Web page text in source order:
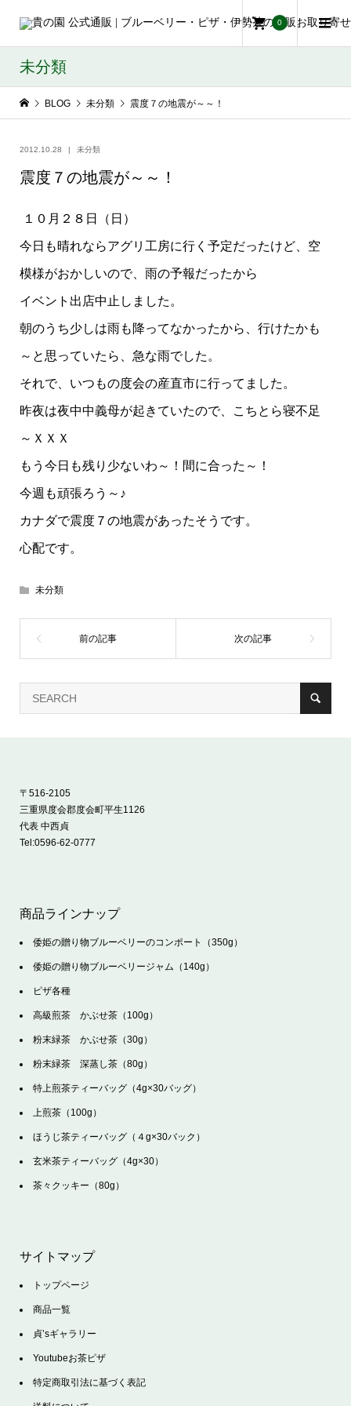
0
未分類
BLOG 未分類 震度７の地震が～～！
2012.10.28 未分類
震度７の地震が～～！
１０月２８日（日）
今日も晴れならアグリ工房に行く予定だったけど、空
模様がおかしいので、雨の予報だったから
イベント出店中止しました。
朝のうち少しは雨も降ってなかったから、行けたかも
～と思っていたら、急な雨でした。
それで、いつもの度会の産直市に行ってました。
昨夜は夜中中義母が起きていたので、こちとら寝不足
～ＸＸＸ
もう今日も残り少ないわ～！間に合った～！
今週も頑張ろう～♪
カナダで震度７の地震があったそうです。
心配です。
未分類
〒516-2105
三重県度会郡度会町平生1126
代表 中西貞
Tel:0596-62-0777
商品ラインナップ
倭姫の贈り物ブルーベリーのコンポート（350g）
倭姫の贈り物ブルーベリージャム（140g）
ピザ各種
高級煎茶 かぶせ茶（100g）
粉末緑茶 かぶせ茶（30g）
粉末緑茶 深蒸し茶（80g）
特上煎茶ティーバッグ（4g×30バッグ）
上煎茶（100g）
ほうじ茶ティーバッグ（４g×30バック）
玄米茶ティーバッグ（4g×30）
茶々クッキー（80g）
サイトマップ
トップページ
商品一覧
貞’sギャラリー
Youtubeお茶ピザ
特定商取引法に基づく表記